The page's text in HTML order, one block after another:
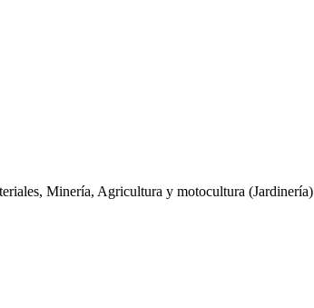
Minería, Agricultura y motocultura (Jardinería)